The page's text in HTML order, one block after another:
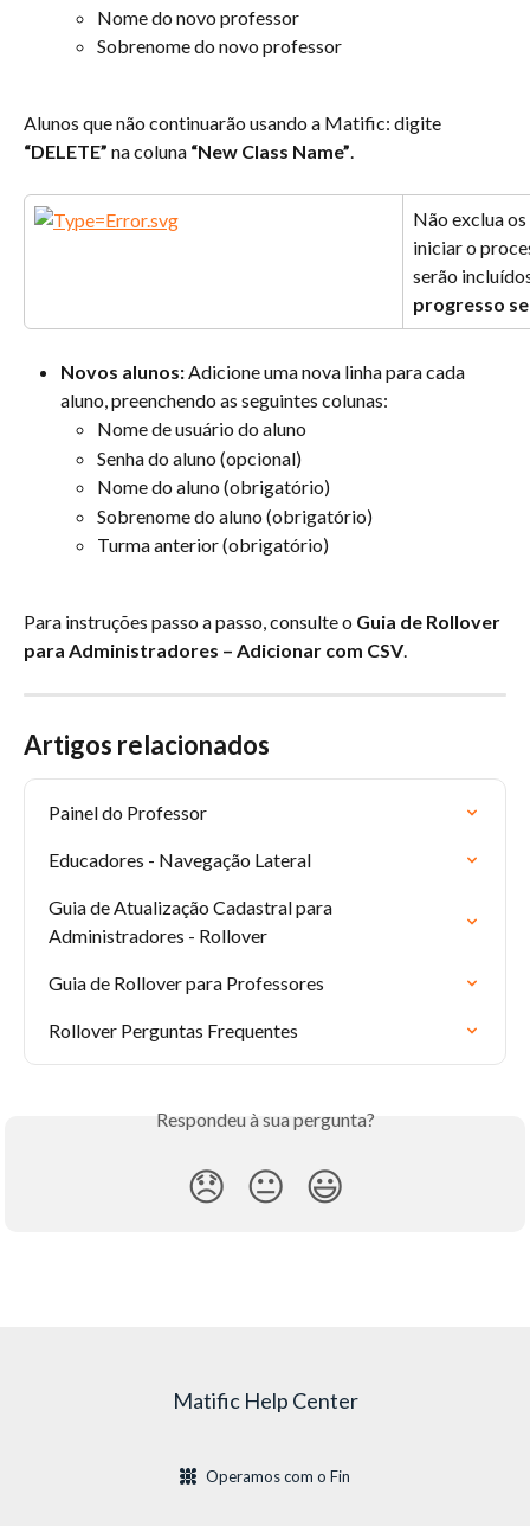
Nome do novo professor
Sobrenome do novo professor
Alunos que não continuarão usando a Matific: digite
“DELETE” na coluna “New Class Name”.
Não exclua
iniciar o
serão
progresso
Novos alunos: Adicione uma nova linha para cada
aluno, preenchendo as seguintes colunas:
Nome de usuário do aluno
Senha do aluno (opcional)
Nome do aluno (obrigatório)
Sobrenome do aluno (obrigatório)
Turma anterior (obrigatório)
Para instruções passo a passo, consulte o Guia de Rollover
para Administradores – Adicionar com CSV.
Artigos relacionados
Painel do Professor
Educadores - Navegação Lateral
Guia de Atualização Cadastral para
Administradores - Rollover
Guia de Rollover para Professores
Rollover Perguntas Frequentes
Respondeu à sua pergunta?
😞 😐 😃
Matific Help Center
Operamos com o Fin